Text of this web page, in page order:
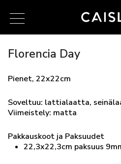
Florencia Day
Pienet, 22x22cm
Soveltuu: lattialaatta,
Viimeistely: matta
Pakkauskoot ja Paksuudet
22,3x22,3cm paksuus